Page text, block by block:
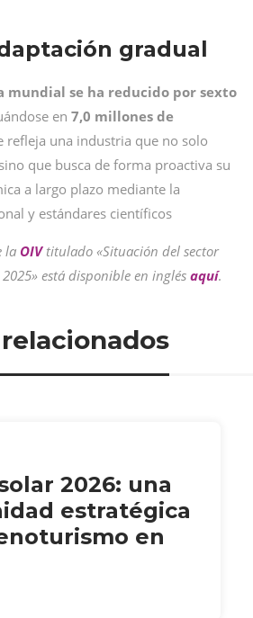
gradual
mundial se ha reducido por sexto
en 7,0 millones de
refleja una industria que no solo
que busca de forma proactiva su
a largo plazo mediante la
y estándares científicos
la OIV titulado «Situación del sector
está disponible en inglés aquí.
2026: una
estratégica
en